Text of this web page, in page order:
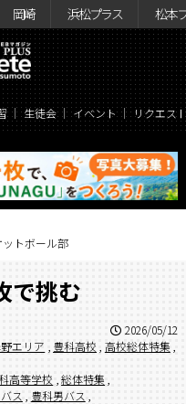
岡崎 浜松プラス 松本
生徒会 イベント リクエス
ットボール部
で挑む
2026/05/12
エリア 豊科高校 高校総体特集
高等学校 総体特集
ス 豊科男バス